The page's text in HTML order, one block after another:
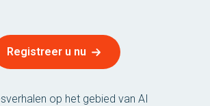
Registreer u nu
op het gebied van AI